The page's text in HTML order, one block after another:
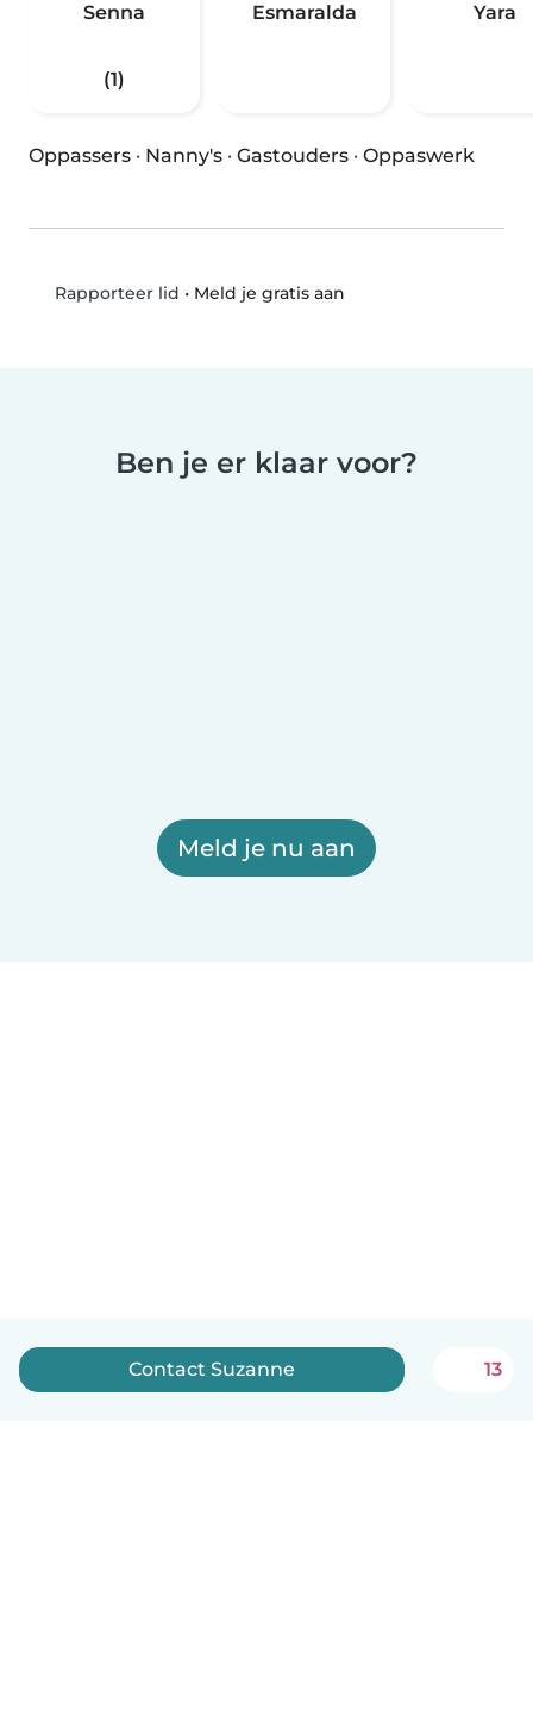
Senna
(1)
Esmaralda Yara
Oppassers · Nanny's · Gastouders · Oppaswerk
Rapporteer lid • Meld je gratis aan
Ben je er klaar voor?
Meld je nu aan
Contact Suzanne 13